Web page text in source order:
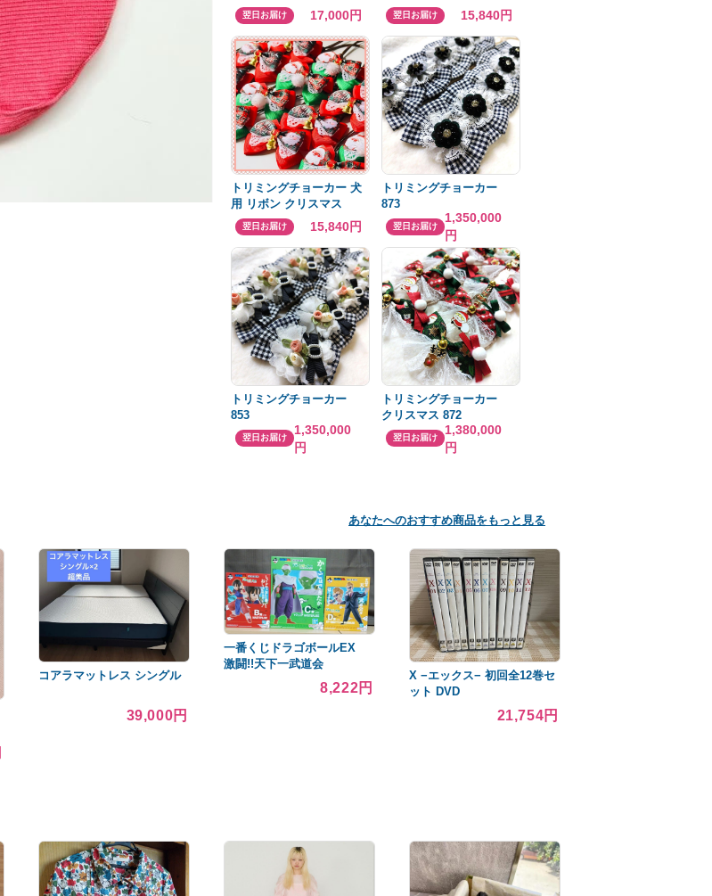
翌日お届け 17,000円 翌日お届け 15,840円
トリミングチョーカー 犬
用 リボン クリスマス
翌日お届け 15,840円
トリミングチョーカー
873
翌日お届け
1,350,000
円
トリミングチョーカー
853
翌日お届け
1,350,000
円
トリミングチョーカー
クリスマス 872
翌日お届け
1,380,000
円
あなたへのおすすめ商品をもっと見る
コアラマットレス シングル
39,000円
一番くじドラゴボールEX
激闘!!天下一武道会
8,222円
X −エックス− 初回全12巻セ
ット DVD
21,754円